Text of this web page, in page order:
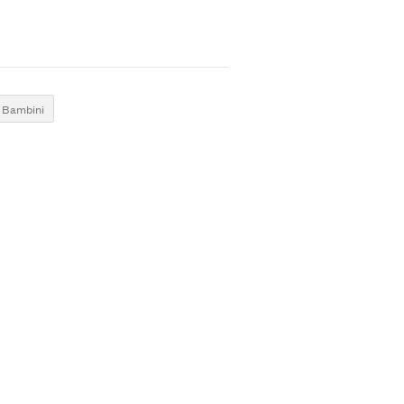
Bambini